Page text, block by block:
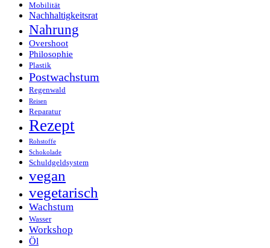
Mobilität
Nachhaltigkeitsrat
Nahrung
Overshoot
Philosophie
Plastik
Postwachstum
Regenwald
Reisen
Reparatur
Rezept
Rohstoffe
Schokolade
Schuldgeldsystem
vegan
vegetarisch
Wachstum
Wasser
Workshop
Öl